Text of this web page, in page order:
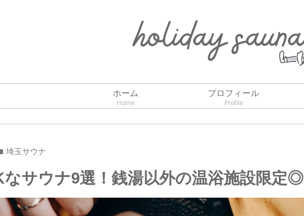
ホーム
Home
プロフィール
Profile
埼玉サウナ
サウナ9選！銭湯以外の温浴施設限定◎